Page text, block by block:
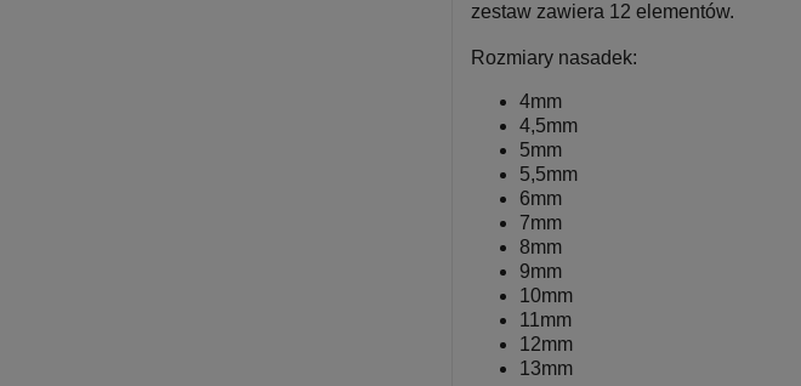
zestaw zawiera 12 elementów.
Rozmiary nasadek:
4mm
4,5mm
5mm
5,5mm
6mm
7mm
8mm
9mm
10mm
11mm
12mm
13mm